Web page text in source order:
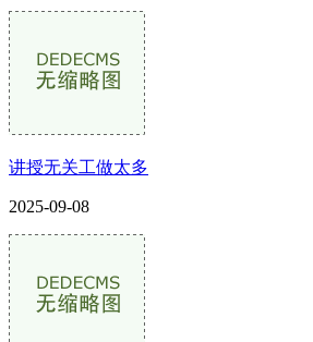
讲授无关工做太多
2025-09-08